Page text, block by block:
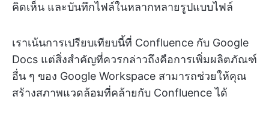
คิดเห็น และบันทึกไฟล์ในหลากหลายรูปแบบไฟล์
เราเน้นการเปรียบเทียบนี้ที่ Confluence กับ Google
Docs แต่สิ่งสำคัญที่ควรกล่าวถึงคือการเพิ่มผลิตภัณฑ์
อื่น ๆ ของ Google Workspace สามารถช่วยให้คุณ
สร้างสภาพแวดล้อมที่คล้ายกับ Confluence ได้